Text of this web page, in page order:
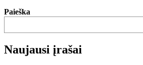
Paieška
Naujausi įrašai